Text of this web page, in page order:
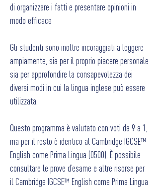
di organizzare i fatti e presentare opinioni in
modo efficace
Gli studenti sono inoltre incoraggiati a leggere
ampiamente, sia per il proprio piacere personale
sia per approfondire la consapevolezza dei
diversi modi in cui la lingua inglese può essere
utilizzata.
Questo programma è valutato con voti da 9 a 1,
ma per il resto è identico al Cambridge IGCSE™
English come Prima Lingua (0500). È possibile
consultare le prove d’esame e altre risorse per
il Cambridge IGCSE™ English come Prima Lingua